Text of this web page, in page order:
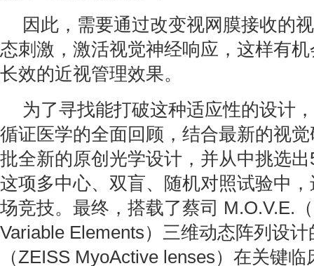
因此，需要通过改变视网膜接收的
态刺激，激活视觉神经响应，这样有
长效的近视管理效果。
为了寻找能打破这种适应性的设计
循证医学的全面回顾，结合最新的视
批全新的原创光学设计，并从中挑选
这项多中心、双盲、随机对照试验中，
场竞技。最终，搭载了蔡司 M.O.V.E.
Variable Elements）三维动态阵列设
（ZEISS MyoActive lenses）在关键